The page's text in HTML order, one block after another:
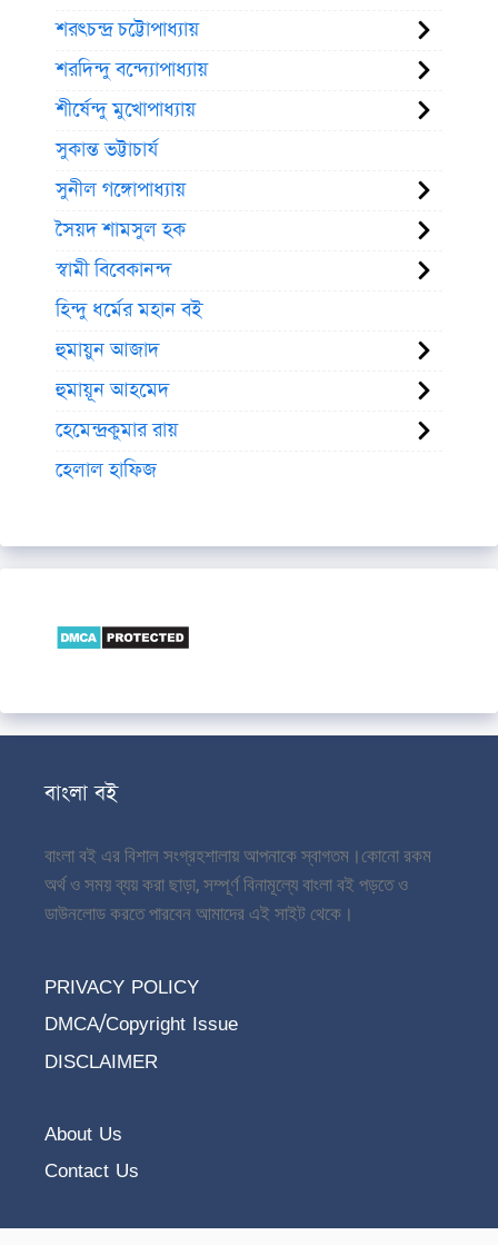
শরৎচন্দ্র চট্টোপাধ্যায়
শরদিন্দু বন্দ্যোপাধ্যায়
শীর্ষেন্দু মুখোপাধ্যায়
সুকান্ত ভট্টাচার্য
সুনীল গঙ্গোপাধ্যায়
সৈয়দ শামসুল হক
স্বামী বিবেকানন্দ
হিন্দু ধর্মের মহান বই
হুমায়ুন আজাদ
হুমায়ূন আহমেদ
হেমেন্দ্রকুমার রায়
হেলাল হাফিজ
বাংলা বই
বাংলা বই এর বিশাল সংগ্রহশালায় আপনাকে স্বাগতম।কোনো রকম
অর্থ ও সময় ব্যয় করা ছাড়া, সম্পূর্ণ বিনামূল্যে বাংলা বই পড়তে ও
ডাউনলোড করতে পারবেন আমাদের এই সাইট থেকে।
PRIVACY POLICY
DMCA/Copyright Issue
DISCLAIMER
About Us
Contact Us